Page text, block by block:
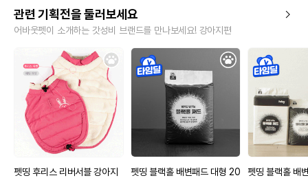
관련 기획전을 둘러보세요
어바웃펫이 소개하는 갓성비 브랜드를 만나보세요! 강아지편
펫띵 후리스 리버서블 강아지
펫띵 블랙홀 배변패드 대형 20
펫띵 블랙홀 배